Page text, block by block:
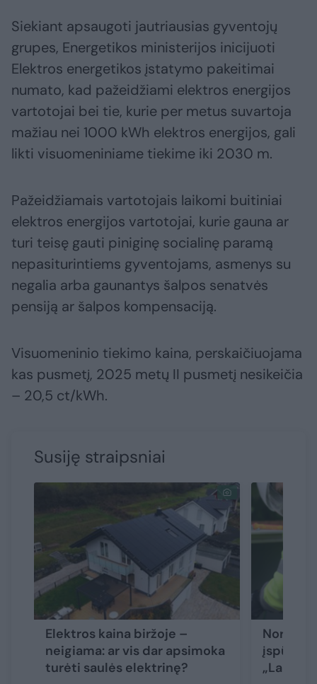
Siekiant apsaugoti jautriausias gyventojų
grupes, Energetikos ministerijos inicijuoti
Elektros energetikos įstatymo pakeitimai
numato, kad pažeidžiami elektros energijos
vartotojai bei tie, kurie per metus suvartoja
mažiau nei 1000 kWh elektros energijos, gali
likti visuomeniniame tiekime iki 2030 m.
Pažeidžiamais vartotojais laikomi buitiniai
elektros energijos vartotojai, kurie gauna ar
turi teisę gauti piniginę socialinę paramą
nepasiturintiems gyventojams, asmenys su
negalia arba gaunantys šalpos senatvės
pensiją ar šalpos kompensaciją.
Visuomeninio tiekimo kaina, perskaičiuojama
kas pusmetį, 2025 metų II pusmetį nesikeičia
– 20,5 ct/kWh.
Susiję straipsniai
Elektros kaina biržoje –
neigiama: ar vis dar apsimoka
turėti saulės elektrinę?
Norėjo